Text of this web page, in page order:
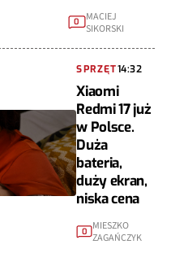
0
MACIEJ
SIKORSKI
SPRZĘT14:32
Xiaomi
Redmi 17 już
w Polsce.
Duża
bateria,
duży ekran,
niska cena
0
MIESZKO
ZAGAŃCZYK